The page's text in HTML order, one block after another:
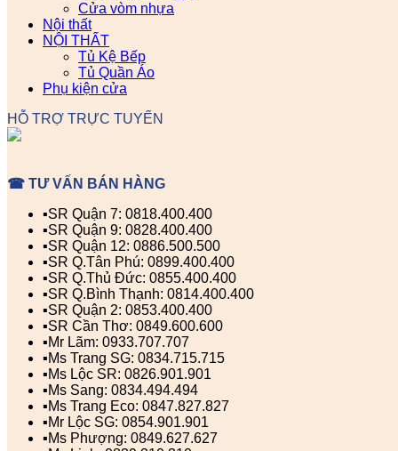
Cửa vòm nhựa
Nội thất
NỘI THẤT
Tủ Kệ Bếp
Tủ Quần Áo
Phụ kiện cửa
HỖ TRỢ TRỰC TUYẾN
☎ TƯ VẤN BÁN HÀNG
▪️SR Quận 7: 0818.400.400
▪️SR Quận 9: 0828.400.400
▪️SR Quận 12: 0886.500.500
▪️SR Q.Tân Phú: 0899.400.400
▪️SR Q.Thủ Đức: 0855.400.400
▪️SR Q.Bình Thạnh: 0814.400.400
▪️SR Quận 2: 0853.400.400
▪️SR Cần Thơ: 0849.600.600
▪️Mr Lãm: 0933.707.707
▪️Ms Trang SG: 0834.715.715
▪️Ms Lộc SR: 0826.901.901
▪️Ms Sang: 0834.494.494
▪️Ms Trang Eco: 0847.827.827
▪️Mr Lộc SG: 0854.901.901
▪️Ms Phượng: 0849.627.627